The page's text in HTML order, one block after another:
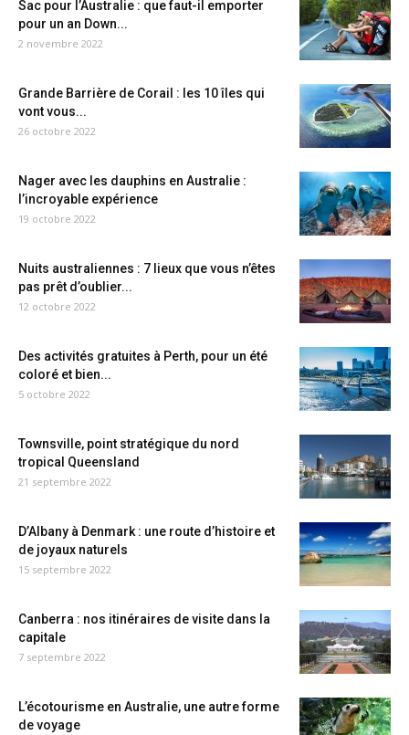
Sac pour l’Australie : que faut-il emporter
pour un an Down...
2 novembre 2022
Grande Barrière de Corail : les 10 îles qui
vont vous...
26 octobre 2022
Nager avec les dauphins en Australie :
l’incroyable expérience
19 octobre 2022
Nuits australiennes : 7 lieux que vous n’êtes
pas prêt d’oublier...
12 octobre 2022
Des activités gratuites à Perth, pour un été
coloré et bien...
5 octobre 2022
Townsville, point stratégique du nord
tropical Queensland
21 septembre 2022
D’Albany à Denmark : une route d’histoire et
de joyaux naturels
15 septembre 2022
Canberra : nos itinéraires de visite dans la
capitale
7 septembre 2022
L’écotourisme en Australie, une autre forme
de voyage